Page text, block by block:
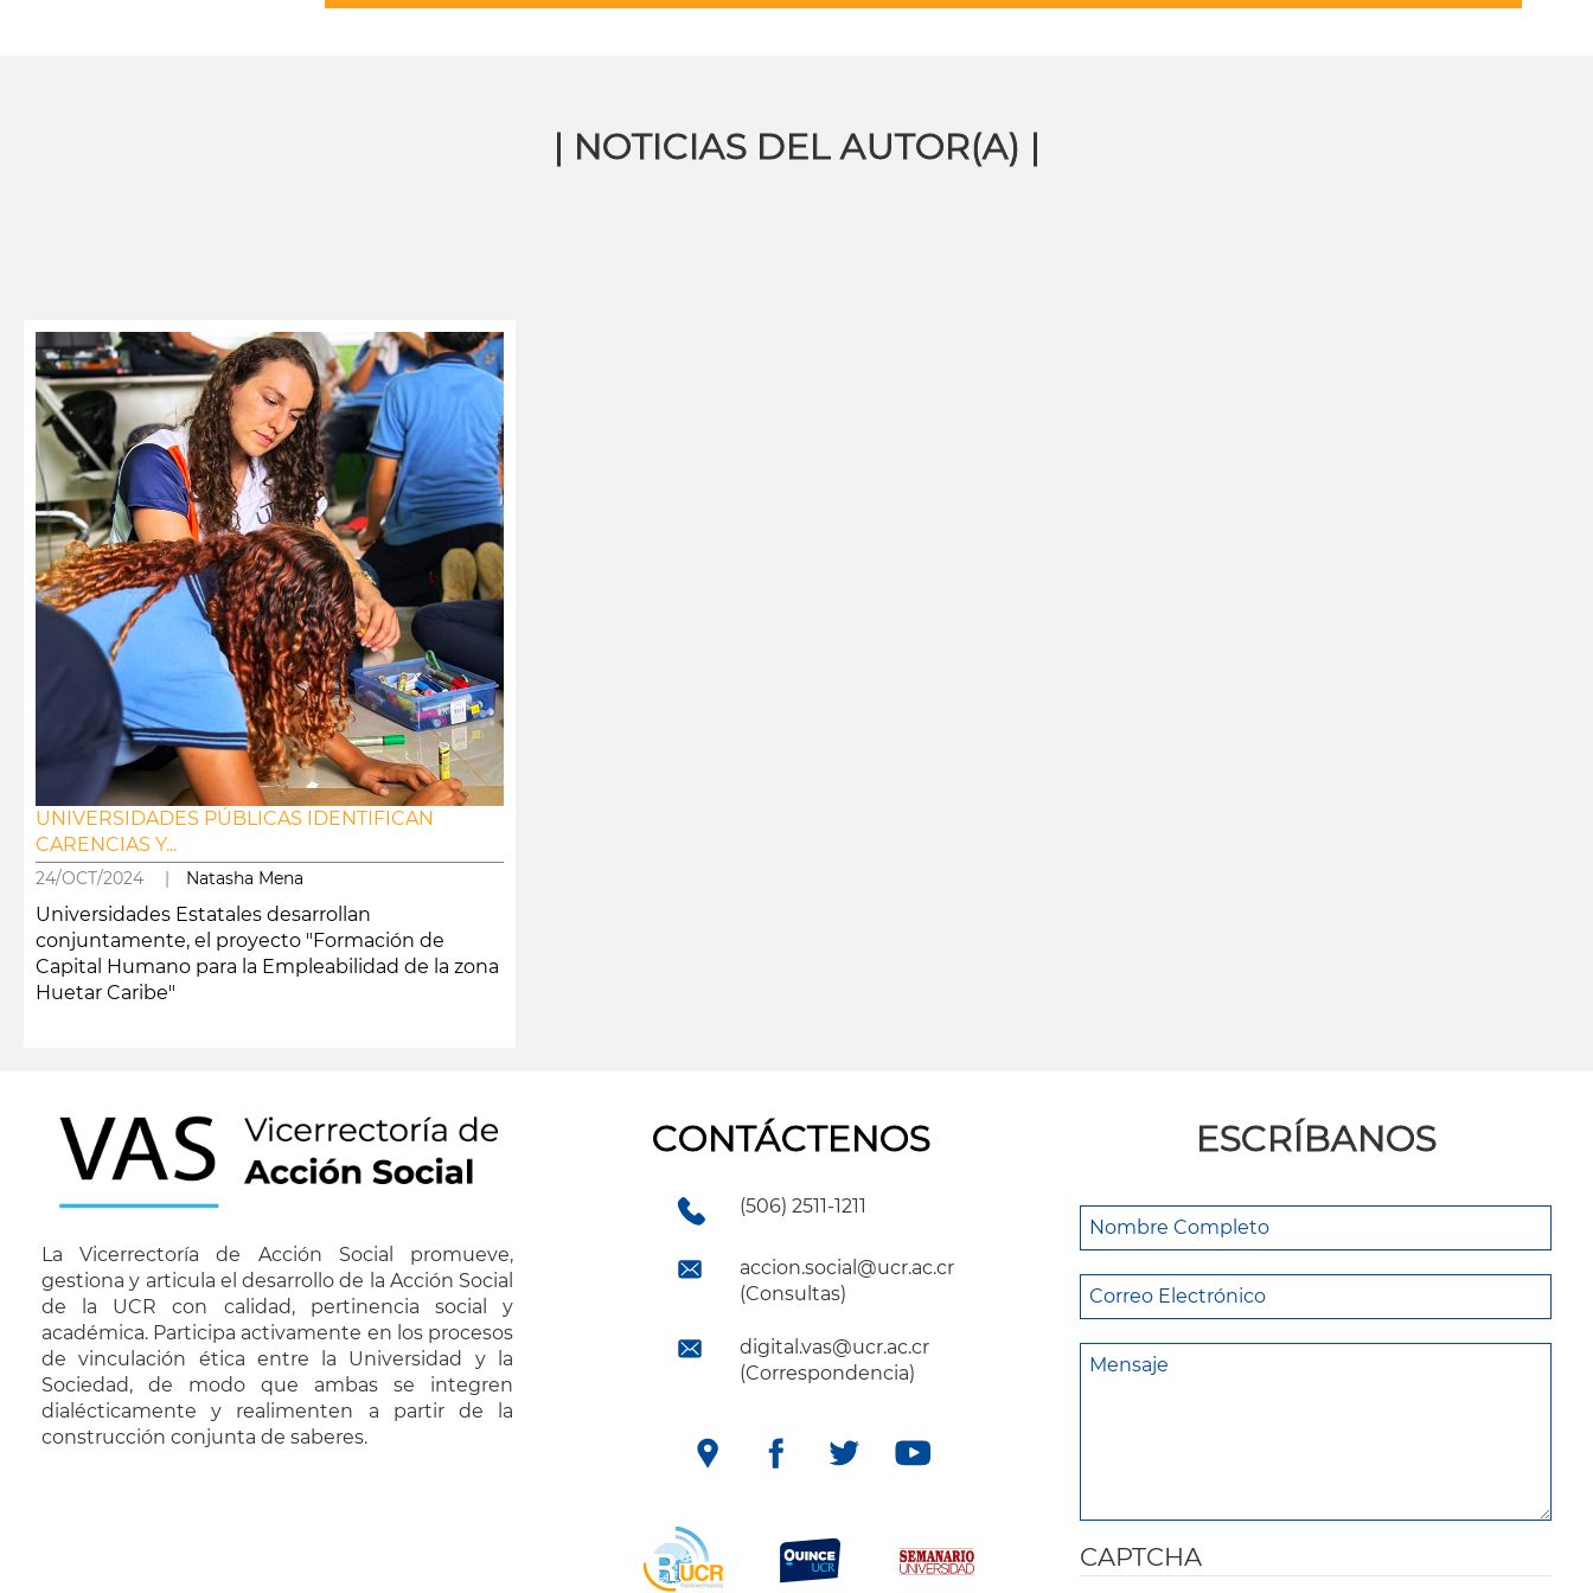
| NOTICIAS DEL AUTOR(A) |
UNIVERSIDADES PÚBLICAS IDENTIFICAN
CARENCIAS Y...
24/OCT/2024 | Natasha Mena
Universidades Estatales desarrollan
conjuntamente, el proyecto "Formación de
Capital Humano para la Empleabilidad de la zona
Huetar Caribe"
La Vicerrectoría de Acción Social promueve,
gestiona y articula el desarrollo de la Acción Social
de la UCR con calidad, pertinencia social y
académica. Participa activamente en los procesos
de vinculación ética entre la Universidad y la
Sociedad, de modo que ambas se integren
dialécticamente y realimenten a partir de la
construcción conjunta de saberes.
CONTÁCTENOS
(506) 2511-1211
accion.social@ucr.ac.cr
(Consultas)
digital.vas@ucr.ac.cr
(Correspondencia)
ESCRÍBANOS
CAPTCHA